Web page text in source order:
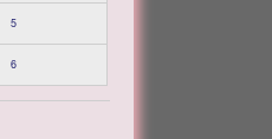
5
6